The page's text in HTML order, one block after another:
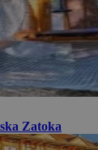
Zatoka